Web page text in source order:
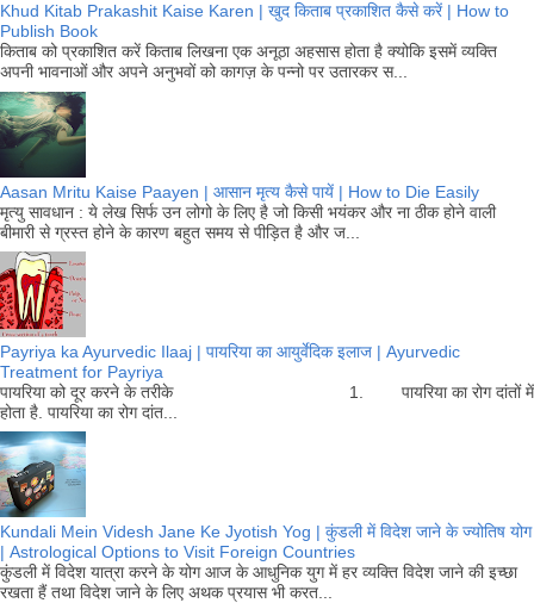
Khud Kitab Prakashit Kaise Karen | खुद किताब प्रकाशित कैसे करें | How to
Publish Book
किताब को प्रकाशित करें किताब लिखना एक अनूठा अहसास होता है क्योकि इसमें व्यक्ति
अपनी भावनाओं और अपने अनुभवों को कागज़ के पन्नो पर उतारकर स...
Aasan Mritu Kaise Paayen | आसान मृत्य कैसे पायें | How to Die Easily
मृत्यु सावधान : ये लेख सिर्फ उन लोगो के लिए है जो किसी भयंकर और ना ठीक होने वाली
बीमारी से ग्रस्त होने के कारण बहुत समय से पीड़ित है और ज...
Payriya ka Ayurvedic Ilaaj | पायरिया का आयुर्वेदिक इलाज | Ayurvedic
Treatment for Payriya
पायरिया को दूर करने के तरीके 1. पायरिया का रोग दांतों में
होता है. पायरिया का रोग दांत...
Kundali Mein Videsh Jane Ke Jyotish Yog | कुंडली में विदेश जाने के ज्योतिष योग
| Astrological Options to Visit Foreign Countries
कुंडली में विदेश यात्रा करने के योग आज के आधुनिक युग में हर व्यक्ति विदेश जाने की इच्छा
रखता हैं तथा विदेश जाने के लिए अथक प्रयास भी करत...